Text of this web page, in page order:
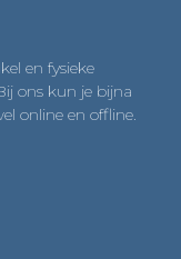
en fysieke
ons kun je bijna
online en offline.